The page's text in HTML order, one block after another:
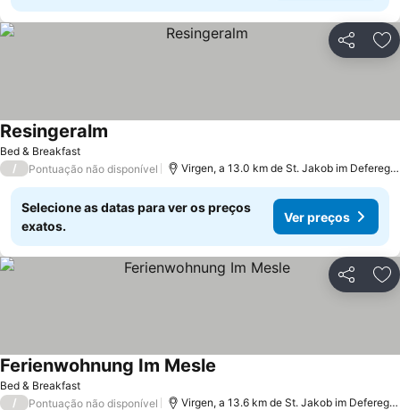
Partilhar
Bed & Breakfast
Resingeralm
/ Pontuação não disponível Virgen, a 13.0 km de St. Jakob im Defereggental
Selecione as datas para ver os preços
exatos.
Ver preços
Partilhar
Bed & Breakfast
Ferienwohnung Im Mesle
/ Pontuação não disponível Virgen, a 13.6 km de St. Jakob im Defereggental